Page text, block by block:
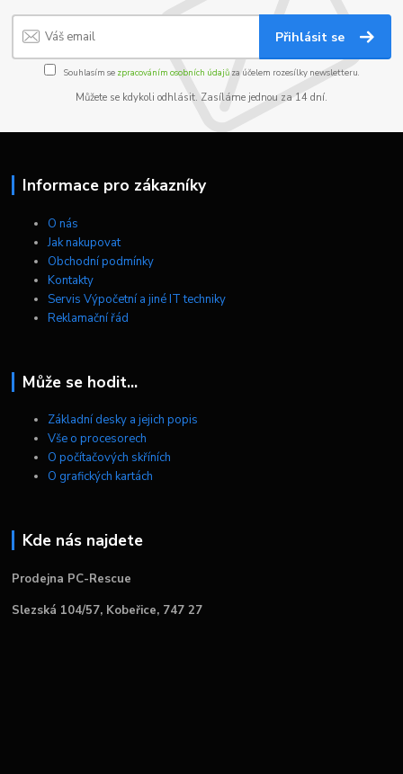
Přihlásit se
Souhlasím se zpracováním osobních údajůza účelem rozesílky newsletteru.
Můžete se kdykoli odhlásit. Zasíláme jednou za 14 dní.
Informace pro zákazníky
O nás
Jak nakupovat
Obchodní podmínky
Kontakty
Servis Výpočetní a jiné IT techniky
Reklamační řád
Může se hodit...
Základní desky a jejich popis
Vše o procesorech
O počítačových skříních
O grafických kartách
Kde nás najdete
Prodejna PC-Rescue
Slezská 104/57, Kobeřice, 747 27